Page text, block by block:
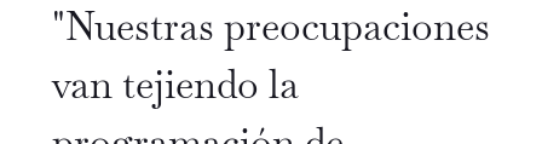
"Nuestras preocupaciones
van tejiendo la